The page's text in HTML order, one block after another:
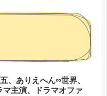
、ありえへん∞世界、
マ主演、ドラマオファ